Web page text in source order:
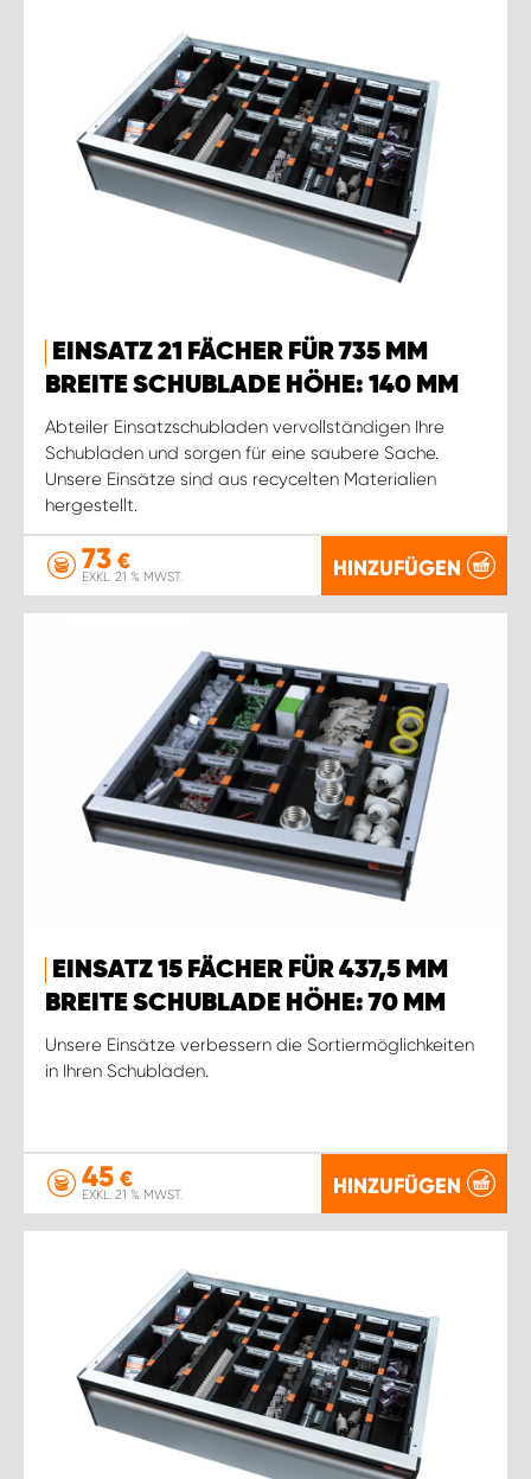
EINSATZ 21 FÄCHER FÜR 735 MM
BREITE SCHUBLADE HÖHE: 140 MM
Abteiler Einsatzschubladen vervollständigen Ihre
Schubladen und sorgen für eine saubere Sache.
Unsere Einsätze sind aus recycelten Materialien
hergestellt.
73 €
EXKL. 21 % MWST. HINZUFÜGEN
EINSATZ 15 FÄCHER FÜR 437,5 MM
BREITE SCHUBLADE HÖHE: 70 MM
Unsere Einsätze verbessern die Sortiermöglichkeiten
in Ihren Schubladen.
45 €
EXKL. 21 % MWST. HINZUFÜGEN